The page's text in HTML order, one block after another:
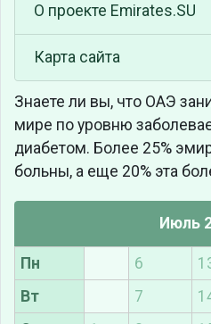
О проекте Emirates.SU
Карта сайта
Знаете ли вы, что ОАЭ
мире по уровню
диабетом. Более 25%
больны, а еще 20% эта
Июль
Пн 6
Вт
7